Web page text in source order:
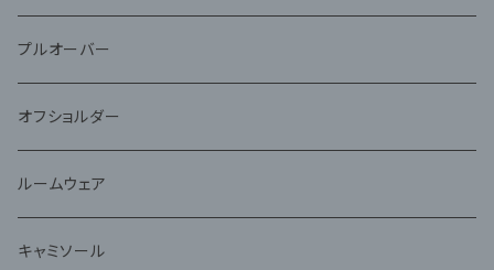
プルオーバー
オフショルダー
ルームウェア
キャミソール